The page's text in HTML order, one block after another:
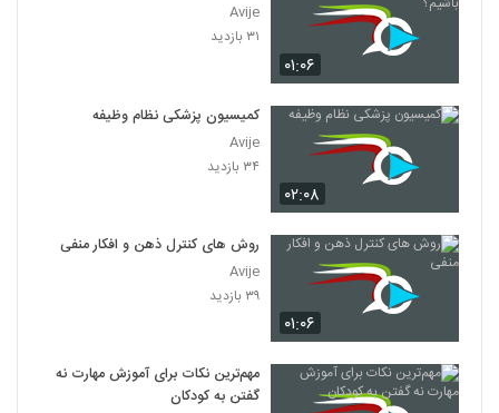
۰۱:۰۶
Avije
۳۱ بازدید
۰۲:۰۸
کمیسیون پزشکی نظام وظیفه
Avije
۳۴ بازدید
۰۱:۰۶
روش های کنترل ذهن و افکار منفی
Avije
۳۹ بازدید
مهم‌ترین نکات برای آموزش مهارت نه
گفتن به کودکان